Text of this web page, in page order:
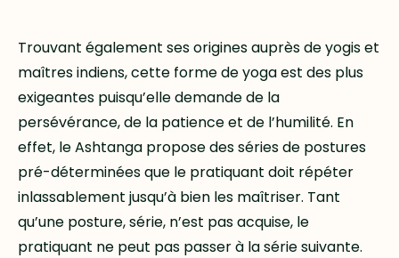
Trouvant également ses origines auprès de yogis et
maîtres indiens, cette forme de yoga est des plus
exigeantes puisqu’elle demande de la
persévérance, de la patience et de l’humilité. En
effet, le Ashtanga propose des séries de postures
pré-déterminées que le pratiquant doit répéter
inlassablement jusqu’à bien les maîtriser. Tant
qu’une posture, série, n’est pas acquise, le
pratiquant ne peut pas passer à la série suivante.